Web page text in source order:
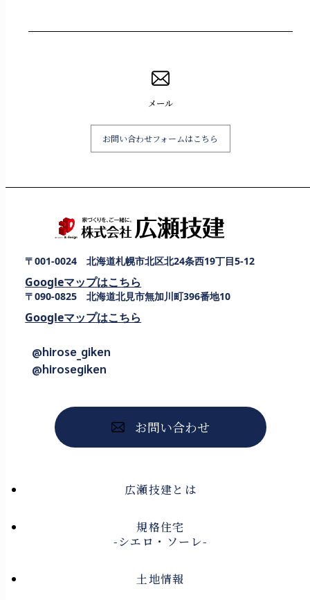
メール
お問い合わせフォームはこちら
〒001-0024 北海道札幌市北区北24条西19丁目5-12
Googleマップはこちら
〒090-0825 北海道北見市無加川町396番地10
Googleマップはこちら
@hirose_giken
@hirosegiken
お問い合わせ
広瀬技建とは
規格住宅
-シエロ・ソーレ-
土地情報